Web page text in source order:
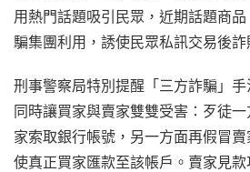
用熱門話題吸引民眾，近期話題商
騙集團利用，誘使民眾私訊交易後詐
刑事警察局特別提醒「三方詐騙」
同時讓買家與賣家雙雙受害：歹徒
家索取銀行帳號，另一方面再假冒
使真正買家匯款至該帳戶。賣家見